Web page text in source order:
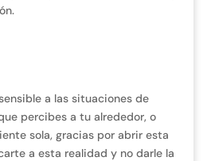
a las situaciones de
percibes a tu alrededor, o
sola, gracias por abrir esta
a esta realidad y no darle la